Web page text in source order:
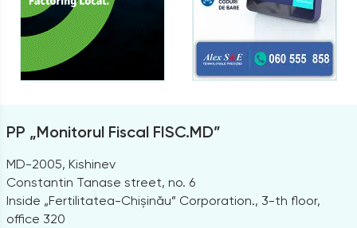
PP „Monitorul Fiscal FISC.MD”
MD-2005, Kishinev
Constantin Tanase street, no. 6
Inside „Fertilitatea-Chișinău” Corporation., 3-th floor,
office 320